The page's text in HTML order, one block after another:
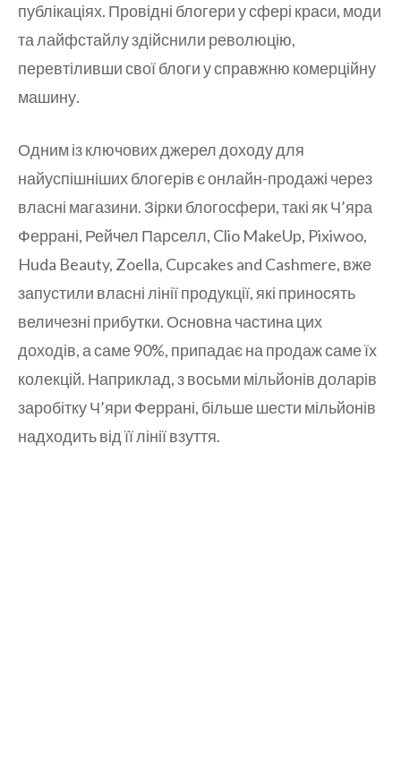
публікаціях. Провідні блогери у сфері краси, моди
та лайфстайлу здійснили революцію,
перевтіливши свої блоги у справжню комерційну
машину.
Одним із ключових джерел доходу для
найуспішніших блогерів є онлайн-продажі через
власні магазини. Зірки блогосфери, такі як Ч’яра
Феррані, Рейчел Парселл, Clio MakeUp, Pixiwoo,
Huda Beauty, Zoella, Cupcakes and Cashmere, вже
запустили власні лінії продукції, які приносять
величезні прибутки. Основна частина цих
доходів, а саме 90%, припадає на продаж саме їх
колекцій. Наприклад, з восьми мільйонів доларів
заробітку Ч’яри Феррані, більше шести мільйонів
надходить від її лінії взуття.